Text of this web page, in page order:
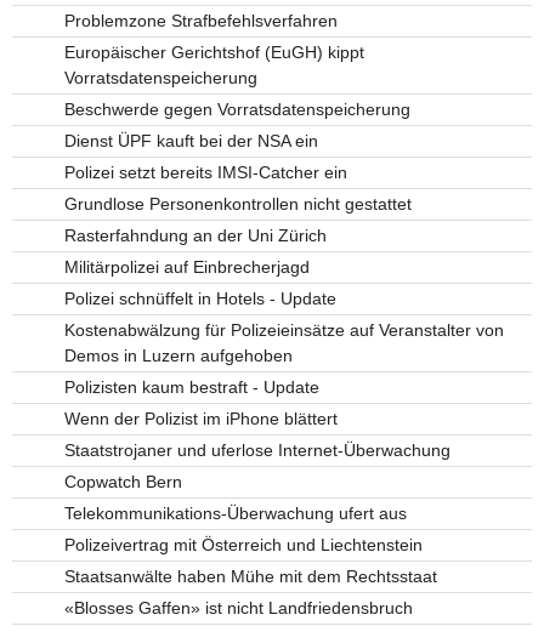
Problemzone Strafbefehlsverfahren
Europäischer Gerichtshof (EuGH) kippt
Vorratsdatenspeicherung
Beschwerde gegen Vorratsdatenspeicherung
Dienst ÜPF kauft bei der NSA ein
Polizei setzt bereits IMSI-Catcher ein
Grundlose Personenkontrollen nicht gestattet
Rasterfahndung an der Uni Zürich
Militärpolizei auf Einbrecherjagd
Polizei schnüffelt in Hotels - Update
Kostenabwälzung für Polizeieinsätze auf Veranstalter von
Demos in Luzern aufgehoben
Polizisten kaum bestraft - Update
Wenn der Polizist im iPhone blättert
Staatstrojaner und uferlose Internet-Überwachung
Copwatch Bern
Telekommunikations-Überwachung ufert aus
Polizeivertrag mit Österreich und Liechtenstein
Staatsanwälte haben Mühe mit dem Rechtsstaat
«Blosses Gaffen» ist nicht Landfriedensbruch